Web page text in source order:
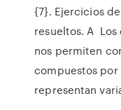
{7}. Ejercicios
resueltos. A
nos permiten
compuestos
representan